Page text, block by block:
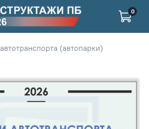
0
(автопарки)